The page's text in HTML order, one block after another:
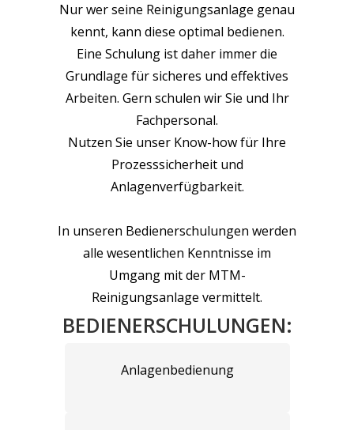
Nur wer seine Reinigungsanlage genau
kennt, kann diese optimal bedienen.
Eine Schulung ist daher immer die
Grundlage für sicheres und effektives
Arbeiten. Gern schulen wir Sie und Ihr
Fachpersonal.
Nutzen Sie unser Know-how für Ihre
Prozesssicherheit und
Anlagenverfügbarkeit.
In unseren Bedienerschulungen werden
alle wesentlichen Kenntnisse im
Umgang mit der MTM-
Reinigungsanlage vermittelt.
BEDIENERSCHULUNGEN:
Anlagenbedienung